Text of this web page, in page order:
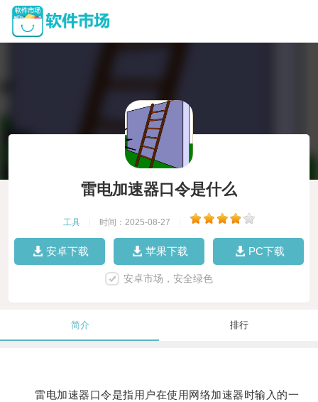
雷电加速器口令是什么
工具 时间：2025-08-27
安卓下载 苹果下载 PC下载
安卓市场，安全绿色
简介 排行
雷电加速器口令是指用户在使用网络加速器时输入的一